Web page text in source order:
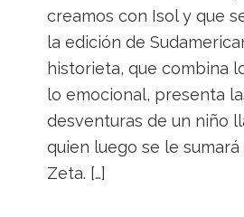
creamos con Isol y que
la edición de
historieta, que combina
lo emocional, presenta
desventuras de un niño
quien luego se le
Zeta. […]